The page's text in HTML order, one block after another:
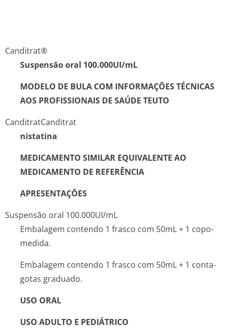
Canditrat®
Suspensão oral 100.000UI/mL
MODELO DE BULA COM INFORMAÇÕES TÉCNICAS
AOS PROFISSIONAIS DE SAÚDE TEUTO
CanditratCanditrat
nistatina
MEDICAMENTO SIMILAR EQUIVALENTE AO
MEDICAMENTO DE REFERÊNCIA
APRESENTAÇÕES
Suspensão oral 100.000UI/mL
Embalagem contendo 1 frasco com 50mL + 1 copo-
medida.
Embalagem contendo 1 frasco com 50mL + 1 conta-
gotas graduado.
USO ORAL
USO ADULTO E PEDIÁTRICO